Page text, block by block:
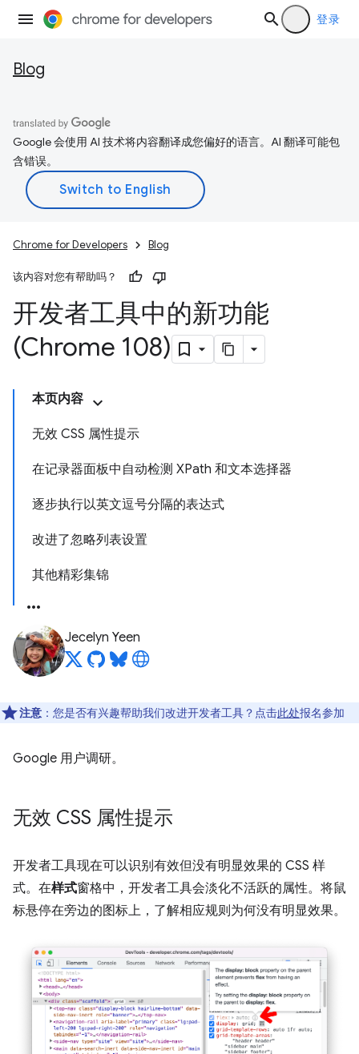
登录
Blog
Google 会使用 AI 技术将内容翻译成您偏好的语言。AI 翻译可能包
含错误。
Chrome for Developers Blog
该内容对您有帮助吗？
开发者工具中的新功能
(Chrome 108)
本页内容
无效 CSS 属性提示
在记录器面板中自动检测 XPath 和文本选择器
逐步执行以英文逗号分隔的表达式
改进了忽略列表设置
其他精彩集锦
Jecelyn Yeen
注意 ：您是否有兴趣帮助我们改进开发者工具？点击此处报名参加
Google 用户调研。
无效 CSS 属性提示
开发者工具现在可以识别有效但没有明显效果的 CSS 样
式。在样式窗格中，开发者工具会淡化不活跃的属性。将鼠
标悬停在旁边的图标上，了解相应规则为何没有明显效果。